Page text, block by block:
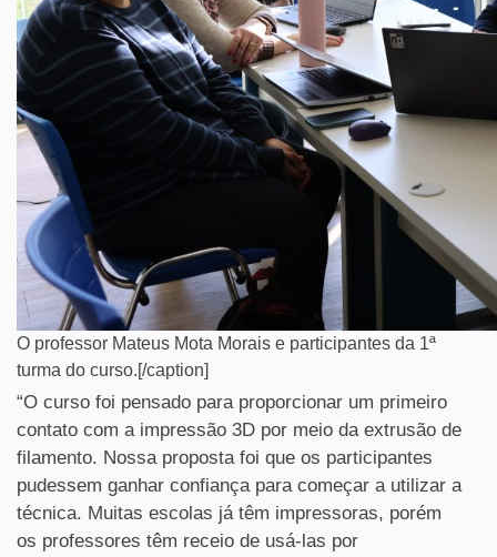
O professor Mateus Mota Morais e participantes da 1ª
turma do curso.[/caption]
“O curso foi pensado para proporcionar um primeiro
contato com a impressão 3D por meio da extrusão de
filamento. Nossa proposta foi que os participantes
pudessem ganhar confiança para começar a utilizar a
técnica. Muitas escolas já têm impressoras, porém
os professores têm receio de usá-las por